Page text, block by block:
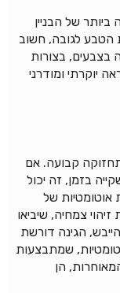
של הבניין
הטבע לגובה, חשוב
בצבעים, בצורות
יוקרתי ומודרני
תחזוקה קבועה. אם
בזמן, זה יכול
אוטומטיות של
צמחיה, שיביאו
הגינה דורשת
שמתבצעות
הן